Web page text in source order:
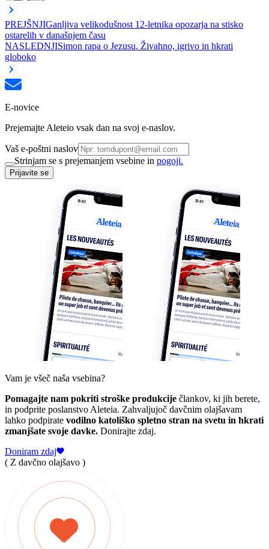
PREJŠNJIGanljiva velikodušnost 12-letnika opozarja na stisko
ostarelih v današnjem času
NASLEDNJISimon rapa o Jezusu. Živahno, igrivo in hkrati
globoko
E-novice
Prejemajte Aleteio vsak dan na svoj e-naslov.
Vaš e-poštni naslov
Strinjam se s prejemanjem vsebine in pogoji.
Prijavite se
Vam je všeč naša vsebina?
Pomagajte nam pokriti stroške produkcije člankov, ki jih berete,
in podprite poslanstvo Aleteia. Zahvaljujoč davčnim olajšavam
lahko podpirate vodilno katoliško spletno stran na svetu in hkrati
zmanjšate svoje davke. Donirajte zdaj.
Doniram zdaj
( Z davčno olajšavo )